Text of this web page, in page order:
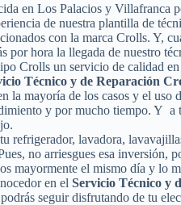
en Los Palacios y Villafranca
de nuestra plantilla de
con la marca Crolls. Y,
por hora la llegada de nuestro
Crolls un servicio de calidad
Técnico y de Reparación
la mayoría de los casos y el uso
y por mucho tiempo. Y a
refrigerador, lavadora,
no arriesgues esa inversión,
mayormente el mismo día y lo
en el Servicio Técnico y
seguir disfrutando de tu